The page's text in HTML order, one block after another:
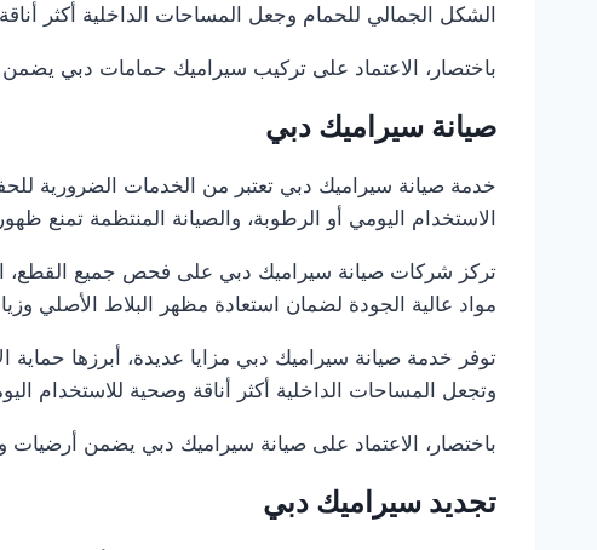
الشكل الجمالي للحمام وجعل المساحات الداخلية أكثر
باختصار، الاعتماد على تركيب سيراميك حمامات دبي يضمن
صيانة سيراميك دبي
خدمة صيانة سيراميك دبي تعتبر من الخدمات الضرورية
الاستخدام اليومي أو الرطوبة، والصيانة المنتظمة تمنع
تركز شركات صيانة سيراميك دبي على فحص جميع القطع،
مواد عالية الجودة لضمان استعادة مظهر البلاط الأصلي
توفر خدمة صيانة سيراميك دبي مزايا عديدة، أبرزها حماية
وتجعل المساحات الداخلية أكثر أناقة وصحية للاستخدام
باختصار، الاعتماد على صيانة سيراميك دبي يضمن أرضيات
تجديد سيراميك دبي